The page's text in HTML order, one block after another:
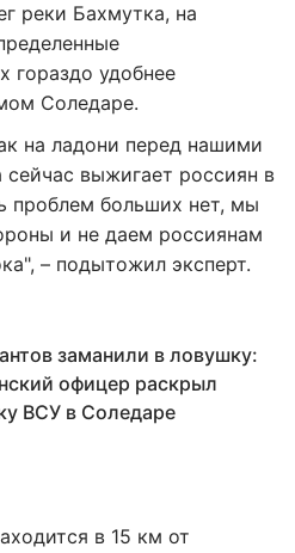
реки Бахмутка, на
гораздо удобнее
Соледаре.
на ладони перед нашими
выжигает россиян в
проблем больших нет, мы
и не даем россиянам
– подытожил эксперт.
заманили в ловушку:
офицер раскрыл
ВСУ в Соледаре
в 15 км от